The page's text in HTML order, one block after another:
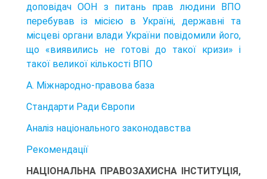
доповідач ООН з питань прав лю­дини ВПО
перебував із місією в Україні, державні та
місцеві органи влади України повідомили його,
що «виявились не готові до такої кризи» і
такої великої кількості ВПО
A. Міжнародно-правова база
Стандарти Ради Європи
Аналіз національного законодавства
Рекомендації
НАЦІОНАЛЬНА ПРАВОЗАХИСНА ІНСТИТУЦІЯ,